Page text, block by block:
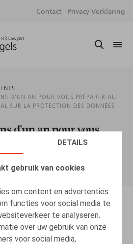
DETAILS
gebruik van cookies
om content en advertenties
functies voor social media te
te analyseren.
over uw gebruik van onze
voor social media,
Contact Privacy Verklaring
D'UN AN POUR VOUS PRÉPARER AU
SUR LA PROTECTION DES DONNÉES
d'un an pour vous
général sur la
2017, p. 11